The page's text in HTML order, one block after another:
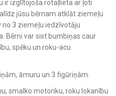
ir izglītojoša rotaļlieta ar ļoti
jūsu bērnam atklāt ziemeļu
no 3 ziemeļu iedzīvotāju
Bērni var sist bumbiņas caur
spēku un roku-acu
āmuru un 3 figūriņām.
smalko motoriku, roku lokanību